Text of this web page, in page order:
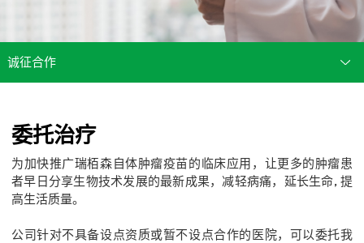
诚征合作
委托治疗
为加快推广瑞栢森自体肿瘤疫苗的临床应用，让更多的肿瘤患
者早日分享生物技术发展的最新成果，减轻病痛，延长生命, 提
高生活质量。
公司针对不具备设点资质或暂不设点合作的医院，可以委托我